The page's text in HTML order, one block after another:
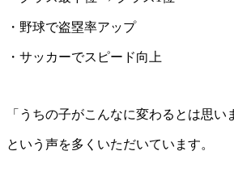
・野球で盗塁率アップ
・サッカーでスピード向上
「うちの子がこんなに変わるとは思い
という声を多くいただいています。